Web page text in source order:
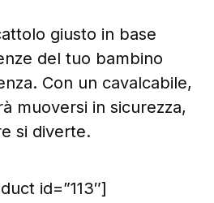
giusto in base
del tuo bambino
Con un cavalcabile,
muoversi in sicurezza,
si diverte.
id=”113″]